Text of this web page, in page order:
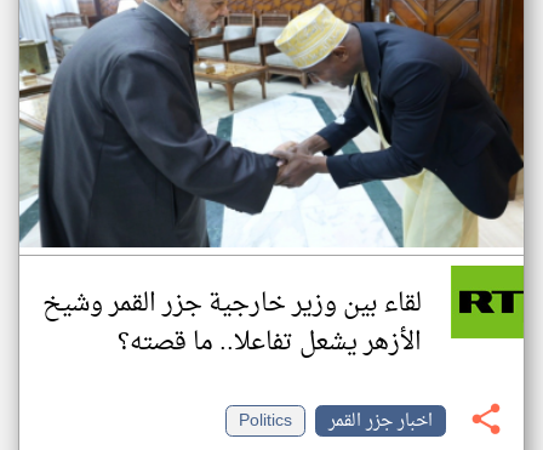
لقاء بين وزير خارجية جزر القمر وشيخ
الأزهر يشعل تفاعلا.. ما قصته؟
اخبار جزر القمر
Politics